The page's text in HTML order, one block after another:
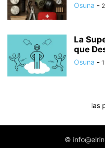
Osuna -
La
que
Osuna -
las
©